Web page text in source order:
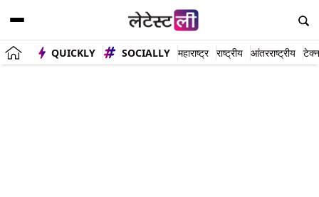
QUICKLY SOCIALLY महाराष्ट्र राष्ट्रीय आंतरराष्ट्रीय